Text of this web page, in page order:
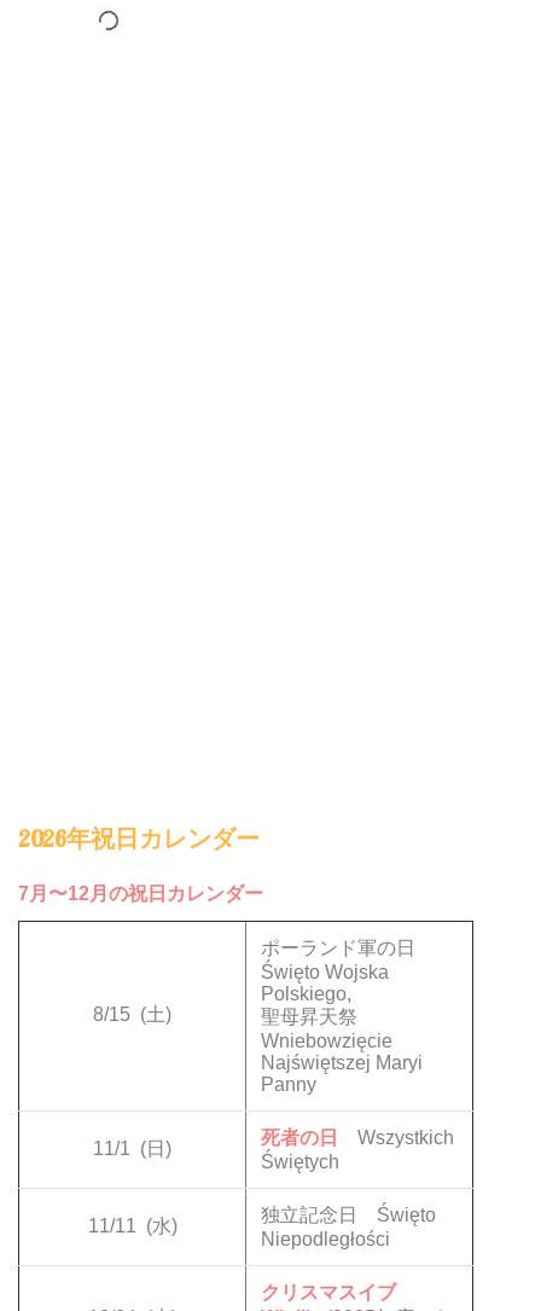
2026年祝日カレンダー
7月〜12月の祝日カレンダー
8/15 (土)
ポーランド軍の日
Święto Wojska
Polskiego,
聖母昇天祭
Wniebowzięcie
Najświętszej Maryi
Panny
11/1 (日)
死者の日
Wszystkich
Świętych
11/11 (水)
独立記念日 Święto
Niepodległości
クリスマスイブ